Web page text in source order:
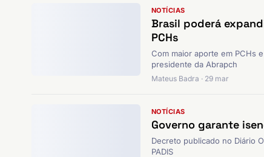
NOTÍCIAS
Brasil poderá
PCHs
Com maior aporte em PCHs
presidente da Abrapch
Mateus Badra · 29 mar
NOTÍCIAS
Governo garante
Decreto publicado no Diário
PADIS